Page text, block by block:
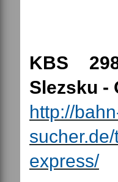
KBS
Slezsku -
http://
express/